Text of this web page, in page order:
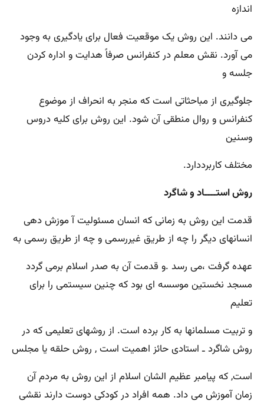
اندازه
می دانند. این روش یک موقعیت فعال برای یادگیری به وجود
می آورد. نقش معلم در کنفرانس صرفاً هدایت و اداره کردن
جلسه و
جلوگیری از مباحثاتی است که منجر به انحراف از موضوع
کنفرانس و روال منطقی آن شود. این روش برای کلیه دروس
وسنین
مختلف کاربرددارد.
روش استــــاد و شاگرد
قدمت این روش به زمانی که انسان مسئولیت آ موزش دهی
انسانهای دیگر را چه از طریق غیررسمی و چه از طریق رسمی به
عهده گرفت ،می رسد .و قدمت آن به صدر اسلام برمی گردد
مسجد نخستین موسسه ای بود که چنین سیستمی را برای
تعلیم
و تربیت مسلمانها به کار برده است. از روشهای تعلیمی که در
روش شاگرد ـ استادی حائز اهمیت است , روش حلقه یا مجلس
است, که پیامبر عظیم الشان اسلام از این روش به مردم آن
زمان آموزش می داد. همه افراد در کودکی دوست دارند نقشی